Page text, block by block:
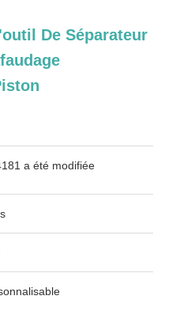
De Séparateur
a été modifiée